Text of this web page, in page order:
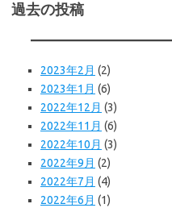
過去の投稿
2023年2月 (2)
2023年1月 (6)
2022年12月 (3)
2022年11月 (6)
2022年10月 (3)
2022年9月 (2)
2022年7月 (4)
2022年6月 (1)